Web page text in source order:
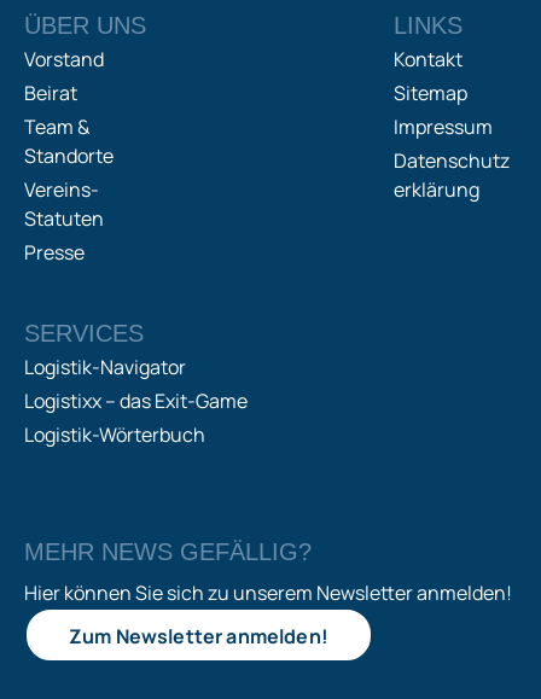
ÜBER UNS
Vorstand
Beirat
Team &
Standorte
Vereins-
Statuten
Presse
LINKS
Kontakt
Sitemap
Impressum
Datenschutz
erklärung
SERVICES
Logistik-Navigator
Logistixx – das Exit-Game
Logistik-Wörterbuch
MEHR NEWS GEFÄLLIG?
Hier können Sie sich zu unserem Newsletter anmelden!
Zum Newsletter anmelden!